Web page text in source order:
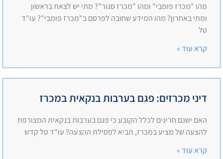
מהו "מכרז פומבי" ומהו "מכרז סגור"? מתי יש לצאת בראשון
ומתי באחרון? מהו המידע שחובה לפרסם ב"מכרז פומבי"? עו"ד
טל
קרא עוד »
דיני מכרזים: פגם בערבות בנקאית במכרז
האם ישנם חריגים לכלל הקובע כי פגם בערבות בנקאית המצורפת
להצעה של מציע במכרז, תביא לפסילת ההצעה? עו"ד טל קדש
קרא עוד »